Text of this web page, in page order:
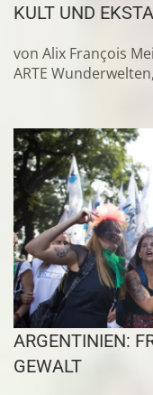
KULT UND
von Alix François
ARTE
ARGENTINIEN:
GEWALT